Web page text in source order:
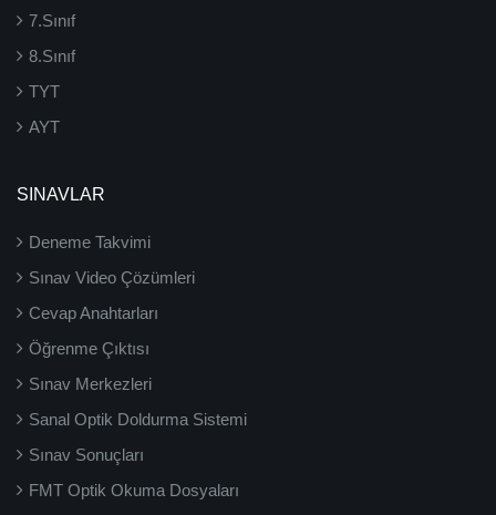
7.Sınıf
8.Sınıf
TYT
AYT
SINAVLAR
Deneme Takvimi
Sınav Video Çözümleri
Cevap Anahtarları
Öğrenme Çıktısı
Sınav Merkezleri
Sanal Optik Doldurma Sistemi
Sınav Sonuçları
FMT Optik Okuma Dosyaları